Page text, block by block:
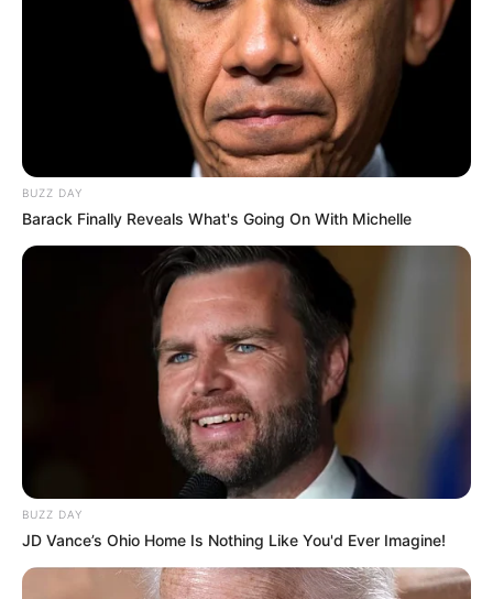
BUZZ DAY
Barack Finally Reveals What's Going On With Michelle
BUZZ DAY
JD Vance’s Ohio Home Is Nothing Like You'd Ever Imagine!